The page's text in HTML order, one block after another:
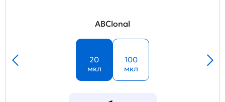
ABClonal
20
мкл
100
мкл